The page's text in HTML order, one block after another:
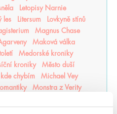
Letopisy Narnie
les Litersum
Lovkyně stínů
Magnus Chase
Maková válka
Medorské kroniky
kroniky
Město duší
chybím
Michael Vey
Monstra z Verity